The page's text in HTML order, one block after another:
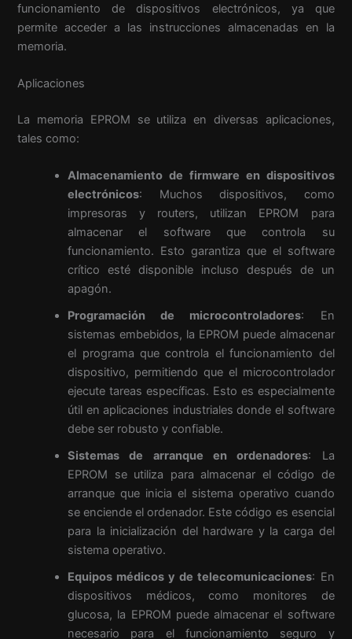
funcionamiento de dispositivos electrónicos, ya que
permite acceder a las instrucciones almacenadas en la
memoria.
Aplicaciones
La memoria EPROM se utiliza en diversas aplicaciones,
tales como:
Almacenamiento de firmware en dispositivos
electrónicos: Muchos dispositivos, como
impresoras y routers, utilizan EPROM para
almacenar el software que controla su
funcionamiento. Esto garantiza que el software
crítico esté disponible incluso después de un
apagón.
Programación de microcontroladores: En
sistemas embebidos, la EPROM puede almacenar
el programa que controla el funcionamiento del
dispositivo, permitiendo que el microcontrolador
ejecute tareas específicas. Esto es especialmente
útil en aplicaciones industriales donde el software
debe ser robusto y confiable.
Sistemas de arranque en ordenadores: La
EPROM se utiliza para almacenar el código de
arranque que inicia el sistema operativo cuando
se enciende el ordenador. Este código es esencial
para la inicialización del hardware y la carga del
sistema operativo.
Equipos médicos y de telecomunicaciones: En
dispositivos médicos, como monitores de
glucosa, la EPROM puede almacenar el software
necesario para el funcionamiento seguro y